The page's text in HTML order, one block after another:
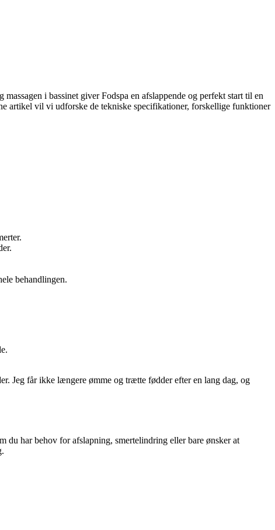
i bassinet giver Fodspa en afslappende og perfekt start til en
artikel vil vi udforske de tekniske specifikationer, forskellige funktioner
behandlingen.
Jeg får ikke længere ømme og trætte fødder efter en lang dag, og
har behov for afslapning, smertelindring eller bare ønsker at